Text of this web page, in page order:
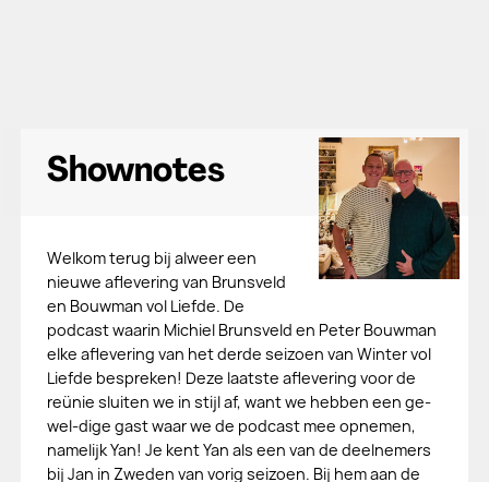
Shownotes
Welkom terug bij alweer een
nieuwe aflevering van Brunsveld
en Bouwman vol Liefde. De
podcast waarin Michiel Brunsveld en Peter Bouwman
elke aflevering van het derde seizoen van Winter vol
Liefde bespreken! Deze laatste aflevering voor de
reünie sluiten we in stijl af, want we hebben een ge-
wel-dige gast waar we de podcast mee opnemen,
namelijk Yan! Je kent Yan als een van de deelnemers
bij Jan in Zweden van vorig seizoen. Bij hem aan de